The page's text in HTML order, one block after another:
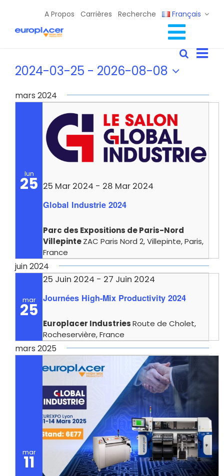
content
A Propos Carrières Recherche Français
Services
Ressources / Événements
Contact
et
de
vues
de
Liste
2024-03-25 - 2026-08-08
une
mars 2024
lun
25
Global Industrie 2024
25 Mar 2024 - 28 Mar 2024
Parc des Expositions de Paris-Nord
VillepinteZAC Paris Nord 2, Villepinte, Paris,
France
juin 2024
mar
25
Journées High-Mix Productivity 2024
25 Juin 2024 - 27 Juin 2024
Europlacer IndustriesRoute de Cholet,
Rocheservière, France
mars 2025
mar
11